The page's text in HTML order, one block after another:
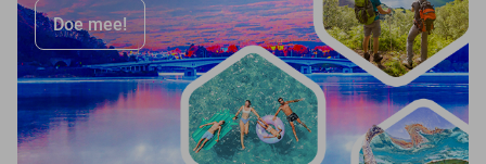
Doe mee!